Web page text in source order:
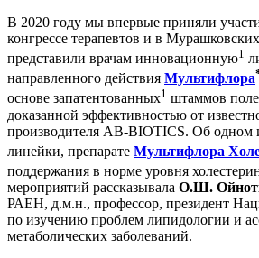
В 2020 году мы впервые приняли
конгрессе терапевтов и в
представили врачам инновационную1
направленного действия Мультифлора
основе запатентованных1 штаммов
доказанной эффективностью от
производителя AB-BIOTICS. Об одном
линейки, препарате Мультифлора
поддержания в норме уровня
мероприятий рассказывала О.Ш.
РАЕН, д.м.н., профессор, президент
по изучению проблем липидологии и
метаболических заболеваний.